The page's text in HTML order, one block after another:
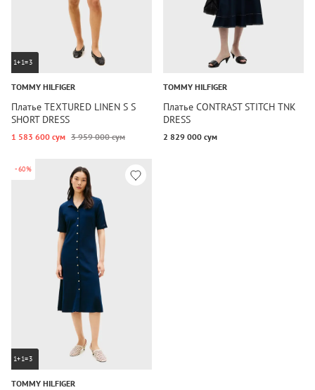
1+1=3
TOMMY HILFIGER
Платье TEXTURED LINEN S S
SHORT DRESS
1 583 600 сум 3 959 000 сум
TOMMY HILFIGER
Платье CONTRAST STITCH TNK
DRESS
2 829 000 сум
-60%
1+1=3
TOMMY HILFIGER